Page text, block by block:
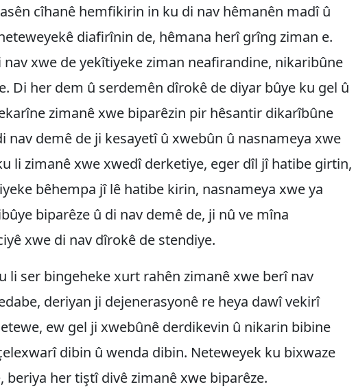
cîhanê hemfikirin in ku di nav hêmanên madî û
diafirînin de, hêmana herî grîng ziman e.
nav xwe de yekîtiyeke ziman neafirandine, nikaribûne
Di her dem û serdemên dîrokê de diyar bûye ku gel û
zimanê xwe biparêzin pir hêsantir dikarîbûne
nav demê de ji kesayetî û xwebûn û nasnameya xwe
li zimanê xwe xwedî derketiye, eger dîl jî hatibe girtin,
bêhempa jî lê hatibe kirin, nasnameya xwe ya
biparêze û di nav demê de, ji nû ve mîna
xwe di nav dîrokê de stendiye.
li ser bingeheke xurt rahên zimanê xwe berî nav
deriyan ji dejenerasyonê re heya dawî vekirî
ew gel ji xwebûnê derdikevin û nikarin bibine
dibin û wenda dibin. Neteweyek ku bixwaze
beriya her tiştî divê zimanê xwe biparêze.